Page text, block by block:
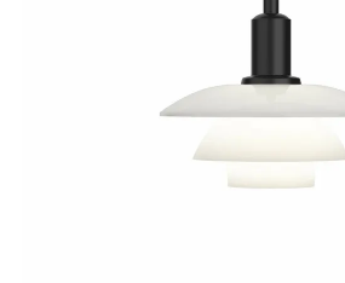
ングテーブルの場合は70〜74cmが主流です。
イスポールセンでは、テーブル上の照度や、
しく見える位置等を考慮し、60〜70cmを推